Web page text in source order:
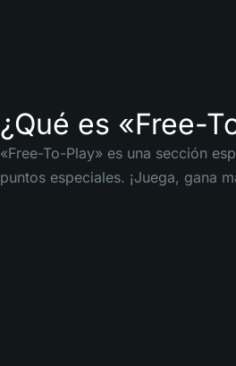
¿Qué es «Free-
«Free-To-Play» es una sección
puntos especiales. ¡Juega, gana